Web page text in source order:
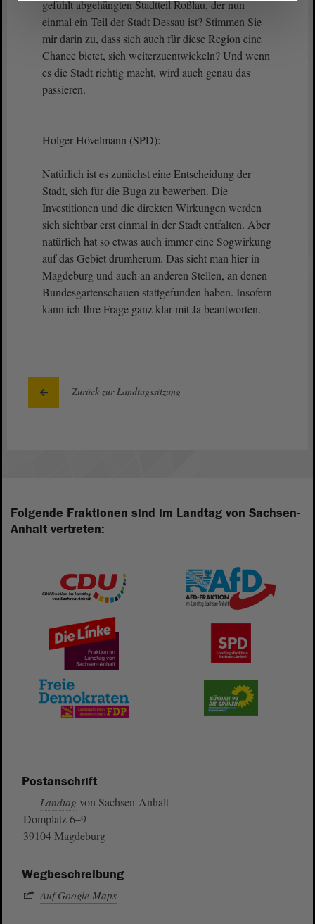
gefühlt abgehängten Stadtteil Roßlau, der nun
einmal ein Teil der Stadt Dessau ist? Stimmen Sie
mir darin zu, dass sich auch für diese Region eine
Chance bietet, sich weiterzuentwickeln? Und wenn
es die Stadt richtig macht, wird auch genau das
passieren.
Holger Hövelmann (SPD):
Natürlich ist es zunächst eine Entscheidung der
Stadt, sich für die Buga zu bewerben. Die
Investitionen und die direkten Wirkungen werden
sich sichtbar erst einmal in der Stadt entfalten. Aber
natürlich hat so etwas auch immer eine Sogwirkung
auf das Gebiet drumherum. Das sieht man hier in
Magdeburg und auch an anderen Stellen, an denen
Bundesgartenschauen stattgefunden haben. Insofern
kann ich Ihre Frage ganz klar mit Ja beantworten.
Zurück zur Landtagssitzung
Folgende Fraktionen sind im Landtag von Sachsen-
Anhalt vertreten:
Postanschrift
Landtag von Sachsen-Anhalt
Domplatz 6–9
39104 Magdeburg
Wegbeschreibung
Auf Google Maps